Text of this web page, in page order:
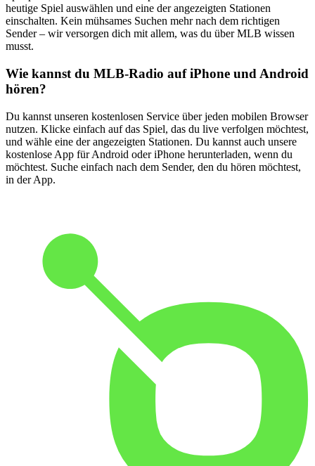
heutige Spiel auswählen und eine der angezeigten Stationen
einschalten. Kein mühsames Suchen mehr nach dem richtigen
Sender – wir versorgen dich mit allem, was du über MLB wissen
musst.
Wie kannst du MLB-Radio auf iPhone und Android
hören?
Du kannst unseren kostenlosen Service über jeden mobilen Browser
nutzen. Klicke einfach auf das Spiel, das du live verfolgen möchtest,
und wähle eine der angezeigten Stationen. Du kannst auch unsere
kostenlose App für Android oder iPhone herunterladen, wenn du
möchtest. Suche einfach nach dem Sender, den du hören möchtest,
in der App.